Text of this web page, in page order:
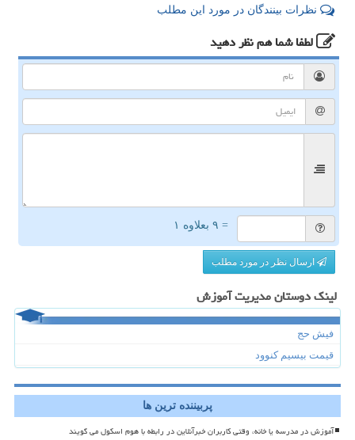
نظرات بینندگان در مورد این مطلب
لطفا شما همنظر دهید
= ۹ بعلاوه ۱
ارسال نظر در مورد مطلب
لینک دوستان مدیریت آموزش
فیش حج
قیمت بیسیم کنوود
پربیننده ترین ها
آموزش در مدرسه یا خانه، وقتی کاربران خبرآنلاین در رابطه با هوم اسکول می گویند